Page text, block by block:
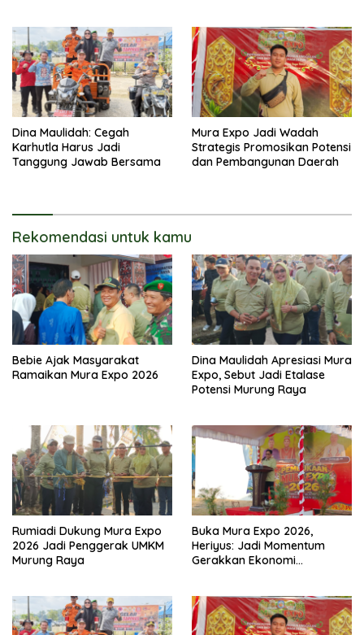
Dina Maulidah: Cegah
Karhutla Harus Jadi
Tanggung Jawab Bersama
Mura Expo Jadi Wadah
Strategis Promosikan Potensi
dan Pembangunan Daerah
Rekomendasi untuk kamu
Bebie Ajak Masyarakat
Ramaikan Mura Expo 2026
Dina Maulidah Apresiasi Mura
Expo, Sebut Jadi Etalase
Potensi Murung Raya
Rumiadi Dukung Mura Expo
2026 Jadi Penggerak UMKM
Murung Raya
Buka Mura Expo 2026,
Heriyus: Jadi Momentum
Gerakkan Ekonomi